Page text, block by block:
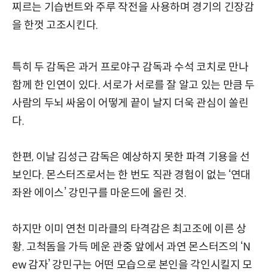
찌르는 기습번트와 주루 작전을 사용하며 경기의 긴장감
을 한껏 고조시킨다.
특히 두 감독은 과거 프로야구 감독과 수석 코치로 만나
함께 한 인연이 있다. 서로가 서로를 잘 알고 있는 만큼 두
사람의 두뇌 싸움이 어떻게 끝이 날지 더욱 관심이 쏠린
다.
한편, 이날 김성근 감독은 예상하지 못한 파격 기용을 선
보인다. 몬스터즈로서는 한 번도 직관 경험이 없는 ‘연대
좌완 에이스’ 강민구를 마운드에 올린 것.
하지만 이미 연천 미라클의 타격감은 최고조에 이른 상
황. 고척돔을 가득 메운 관중 앞에서 과연 몬스터즈의 ‘N
ew 감자’ 강민구는 어떤 모습으로 본인을 각인시킬지 모